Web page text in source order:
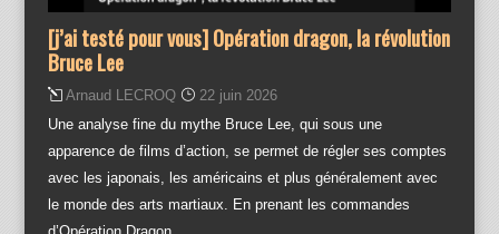
[j’ai testé pour vous] Opération dragon, la révolution
Bruce Lee
Arnaud LECROQ
22 juin 2026
Une analyse fine du mythe Bruce Lee, qui sous une
apparence de films d’action, se permet de régler ses comptes
avec les japonais, les américains et plus généralement avec
le monde des arts martiaux. En prenant les commandes